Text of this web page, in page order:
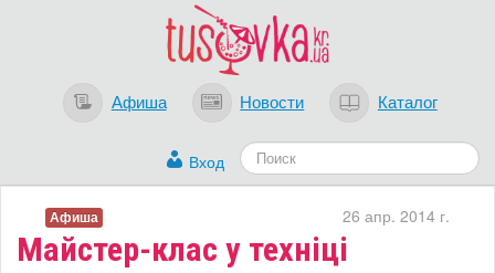
Афиша Новости Каталог
Вход
Майстер-клас у техніці
26 апр. 2014 г.
Афиша